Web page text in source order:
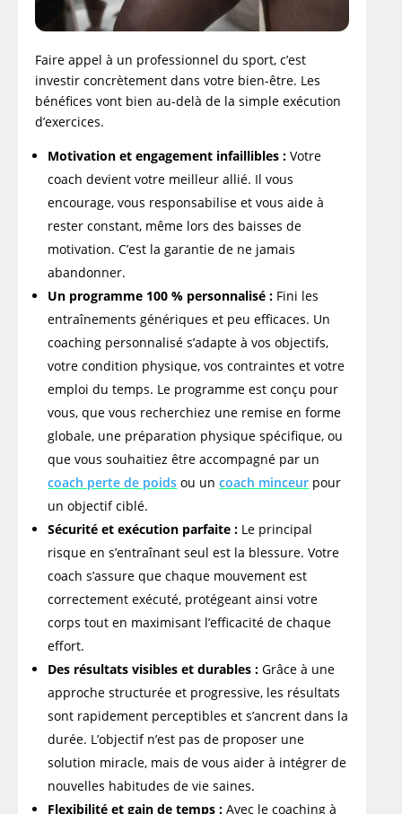
Faire appel à un professionnel du sport, c’est
investir concrètement dans votre bien-être. Les
bénéfices vont bien au-delà de la simple exécution
d’exercices.
Motivation et engagement infaillibles : Votre
coach devient votre meilleur allié. Il vous
encourage, vous responsabilise et vous aide à
rester constant, même lors des baisses de
motivation. C’est la garantie de ne jamais
abandonner.
Un programme 100 % personnalisé : Fini les
entraînements génériques et peu efficaces. Un
coaching personnalisé s’adapte à vos objectifs,
votre condition physique, vos contraintes et votre
emploi du temps. Le programme est conçu pour
vous, que vous recherchiez une remise en forme
globale, une préparation physique spécifique, ou
que vous souhaitiez être accompagné par un
coach perte de poids ou uncoach minceur pour
un objectif ciblé.
Sécurité et exécution parfaite : Le principal
risque en s’entraînant seul est la blessure. Votre
coach s’assure que chaque mouvement est
correctement exécuté, protégeant ainsi votre
corps tout en maximisant l’efficacité de chaque
effort.
Des résultats visibles et durables : Grâce à une
approche structurée et progressive, les résultats
sont rapidement perceptibles et s’ancrent dans la
durée. L’objectif n’est pas de proposer une
solution miracle, mais de vous aider à intégrer de
nouvelles habitudes de vie saines.
Flexibilité et gain de temps : Avec le coaching à